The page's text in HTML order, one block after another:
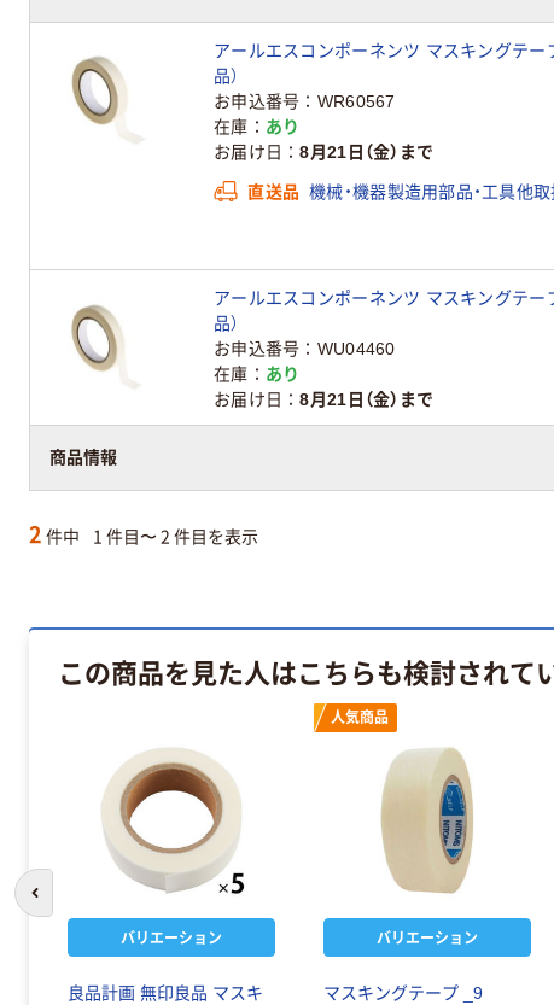
商品情報
アールエスコンポーネンツ マスキングテ
品）
お申込番号
WR60567
在庫
あり
お届け日
8月21日（金）まで
直送品 機械・機器製造用部品・工具他
アールエスコンポーネンツ マスキングテ
品）
お申込番号
WU04460
在庫
あり
お届け日
8月21日（金）まで
2 件中 1 件目〜 2 件目を表示
この商品を見た人はこちらも検討されて
バリエーション
良品計画 無印良品 マスキ
人気商品
バリエーション
マスキングテープ _9